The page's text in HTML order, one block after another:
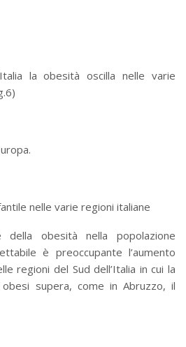
la obesità oscilla nelle varie
nelle varie regioni italiane
obesità nella popolazione
è preoccupante l’aumento
regioni del Sud dell’Italia in cui la
supera, come in Abruzzo, il